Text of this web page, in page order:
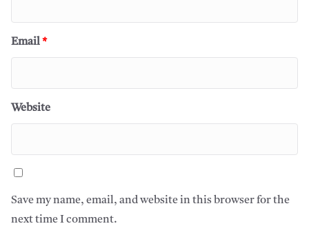
Email*
Website
Save my name, email, and website in this browser for the
next time I comment.